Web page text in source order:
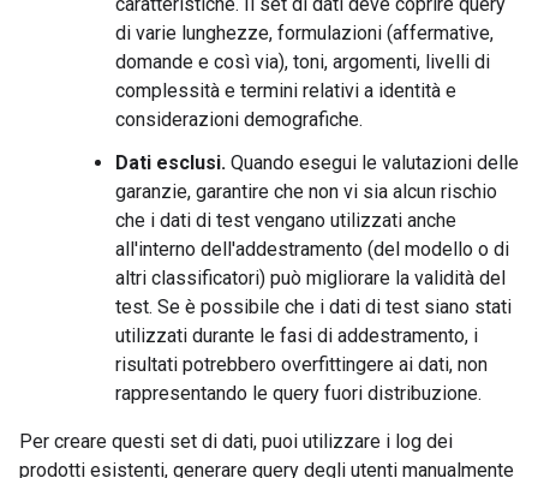
di varie lunghezze, formulazioni (affermative,
domande e così via), toni, argomenti, livelli di
complessità e termini relativi a identità e
considerazioni demografiche.
Dati esclusi. Quando esegui le valutazioni delle
garanzie, garantire che non vi sia alcun rischio
che i dati di test vengano utilizzati anche
all'interno dell'addestramento (del modello o di
altri classificatori) può migliorare la validità del
test. Se è possibile che i dati di test siano stati
utilizzati durante le fasi di addestramento, i
risultati potrebbero overfittingere ai dati, non
rappresentando le query fuori distribuzione.
Per creare questi set di dati, puoi utilizzare i log dei
prodotti esistenti, generare query degli utenti manualmente